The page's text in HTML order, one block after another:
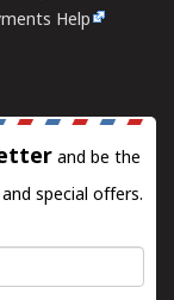
Help
and be the
special offers.